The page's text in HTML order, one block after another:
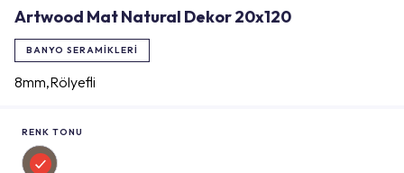
Artwood Mat Natural Dekor 20x120
BANYO SERAMIKLERI
8mm,Rölyefli
RENK TONU